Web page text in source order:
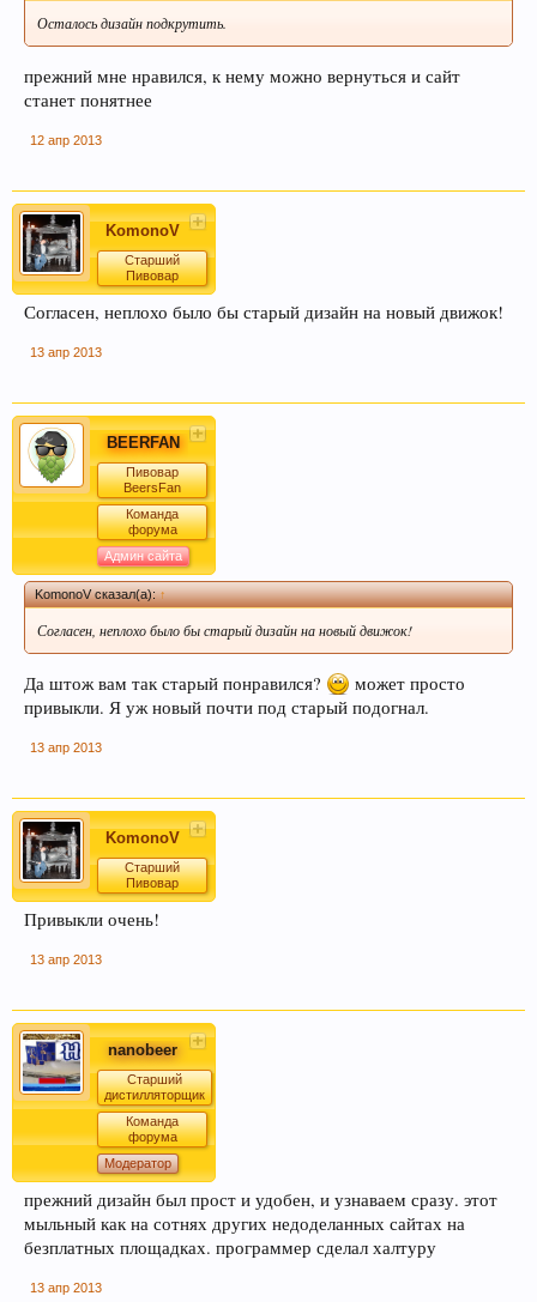
Осталось дизайн подкрутить.
прежний мне нравился, к нему можно вернуться и сайт
станет понятнее
12 апр 2013
KomonoV
Старший
Пивовар
Согласен, неплохо было бы старый дизайн на новый движок!
13 апр 2013
BEERFAN
Пивовар
BeersFan
Команда
форума
Админ сайта
KomonoV сказал(а):↑
Согласен, неплохо было бы старый дизайн на новый движок!
Да штож вам так старый понравился?
может просто
привыкли. Я уж новый почти под старый подогнал.
13 апр 2013
KomonoV
Старший
Пивовар
Привыкли очень!
13 апр 2013
nanobeer
Старший
дистилляторщик
Команда
форума
Модератор
прежний дизайн был прост и удобен, и узнаваем сразу. этот
мыльный как на сотнях других недоделанных сайтах на
безплатных площадках. программер сделал халтуру
13 апр 2013